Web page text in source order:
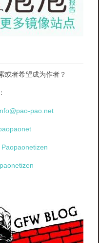
或者希望成为作者？
pao.net
Paopaonetizen